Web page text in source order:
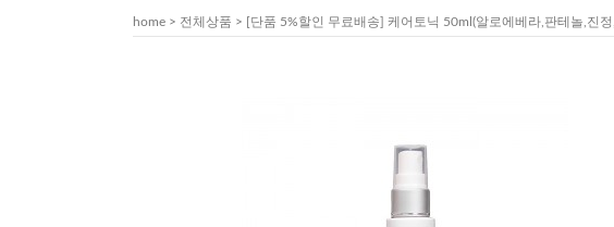
home > 전체상품 > [단품 5%할인 무료배송] 케어토닉 50ml(알로에베라,판테놀,진